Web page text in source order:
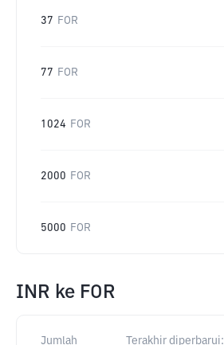
37 FOR
77 FOR
1024 FOR
2000 FOR
5000 FOR
INR ke FOR
Jumlah Terakhir diperbarui: